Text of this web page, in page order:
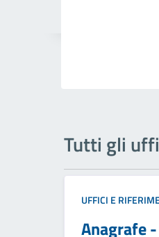
Tutti gli
UFFICI E
Anagrafe